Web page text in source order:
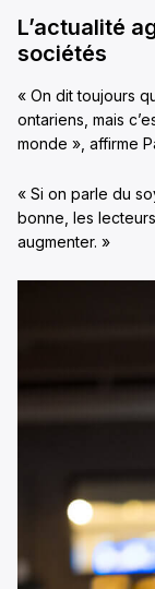
L’actualité
sociétés
« On dit toujours
ontariens, mais
monde », affirme
« Si on parle du
bonne, les
augmenter. »